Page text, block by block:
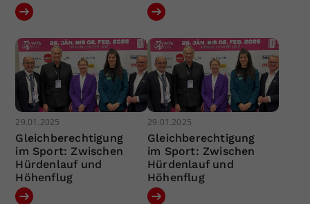
29.01.2025
Gleichberechtigung
im Sport: Zwischen
Hürdenlauf und
Höhenflug
29.01.2025
Gleichberechtigung
im Sport: Zwischen
Hürdenlauf und
Höhenflug